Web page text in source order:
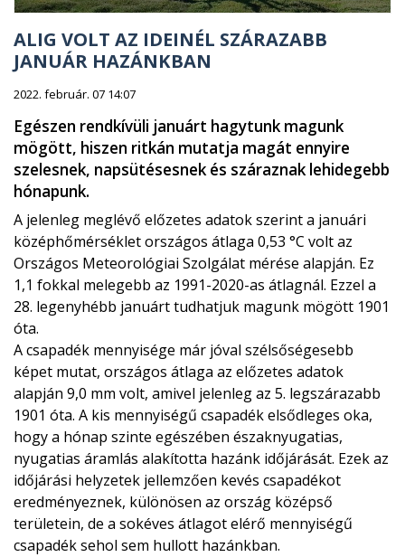
ALIG VOLT AZ IDEINÉL SZÁRAZABB
JANUÁR HAZÁNKBAN
2022. február. 07 14:07
Egészen rendkívüli januárt hagytunk magunk
mögött, hiszen ritkán mutatja magát ennyire
szelesnek, napsütésesnek és száraznak lehidegebb
hónapunk.
A jelenleg meglévő előzetes adatok szerint a januári
középhőmérséklet országos átlaga 0,53 °C volt az
Országos Meteorológiai Szolgálat mérése alapján. Ez
1,1 fokkal melegebb az 1991-2020-as átlagnál. Ezzel a
28. legenyhébb januárt tudhatjuk magunk mögött 1901
óta.
A csapadék mennyisége már jóval szélsőségesebb
képet mutat, országos átlaga az előzetes adatok
alapján 9,0 mm volt, amivel jelenleg az 5. legszárazabb
1901 óta. A kis mennyiségű csapadék elsődleges oka,
hogy a hónap szinte egészében északnyugatias,
nyugatias áramlás alakította hazánk időjárását. Ezek az
időjárási helyzetek jellemzően kevés csapadékot
eredményeznek, különösen az ország középső
területein, de a sokéves átlagot elérő mennyiségű
csapadék sehol sem hullott hazánkban.